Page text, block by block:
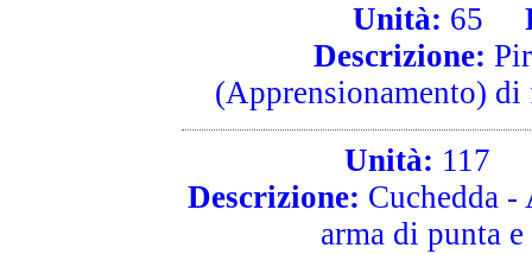
Unità: 65
Descrizione:
(Apprensionamento) di
Unità: 117
Descrizione: Cuchedda
arma di punta